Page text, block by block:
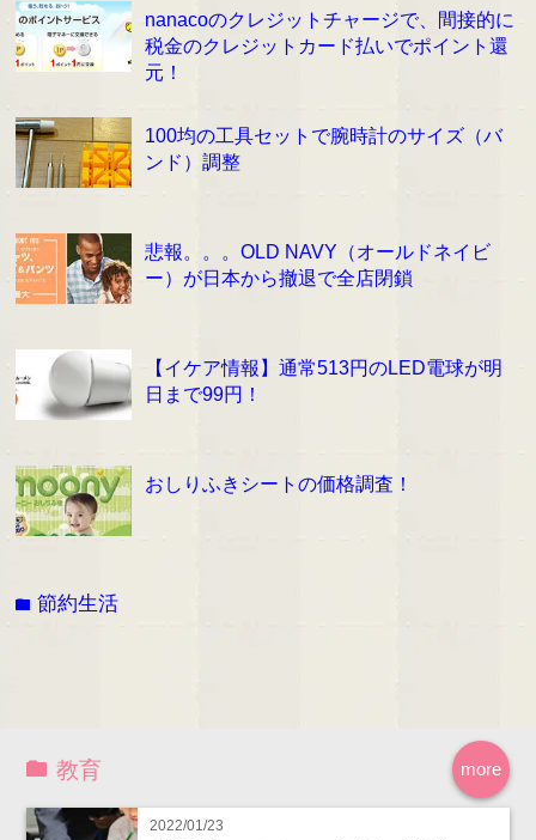
nanacoのクレジットチャージで、間接的に
税金のクレジットカード払いでポイント還
元！
100均の工具セットで腕時計のサイズ（バ
ンド）調整
悲報。。。OLD NAVY（オールドネイビ
ー）が日本から撤退で全店閉鎖
【イケア情報】通常513円のLED電球が明
日まで99円！
おしりふきシートの価格調査！
folder節約生活
more
教育
2022/01/23